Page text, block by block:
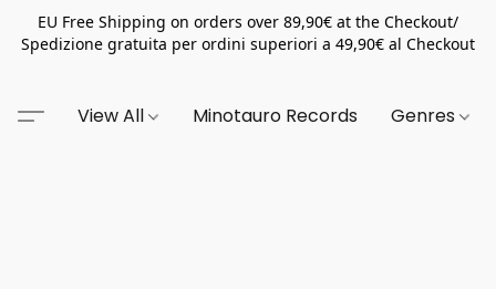
EU Free Shipping on orders over 89,90€ at the Checkout/
Spedizione gratuita per ordini superiori a 49,90€ al Checkout
View All Minotauro Records Genres